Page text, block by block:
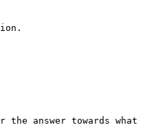
answer towards what